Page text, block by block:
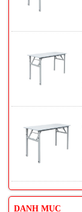
DANH MỤC